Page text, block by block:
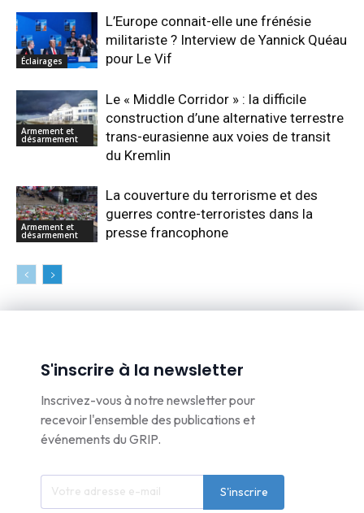
Éclairages
L’Europe connait-elle une frénésie
militariste ? Interview de Yannick Quéau
pour Le Vif
Armement et
désarmement
Le « Middle Corridor » : la difficile
construction d’une alternative terrestre
trans-eurasienne aux voies de transit
du Kremlin
Armement et
désarmement
La couverture du terrorisme et des
guerres contre-terroristes dans la
presse francophone
S'inscrire à la newsletter
Inscrivez-vous à notre newsletter pour
recevoir l'ensemble des publications et
événements du GRIP.
S'inscrire